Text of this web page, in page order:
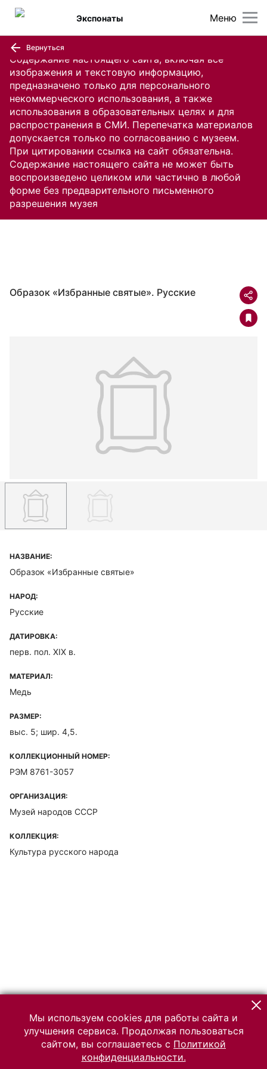
Содержание настоящего сайта, включая все
изображения и текстовую информацию,
предназначено только для персонального
некоммерческого использования, а также
использования в образовательных целях и для
распространения в СМИ. Перепечатка материалов
допускается только по согласованию с музеем.
При цитировании ссылка на сайт обязательна.
Содержание настоящего сайта не может быть
воспроизведено целиком или частично в любой
форме без предварительного письменного
разрешения музея
Меню
Экспонаты
Вернуться
Образок «Избранные святые». Русские
НАЗВАНИЕ:
Образок «Избранные святые»
НАРОД:
Русские
ДАТИРОВКА:
перв. пол. XIX в.
МАТЕРИАЛ:
Медь
РАЗМЕР:
выс. 5; шир. 4,5.
КОЛЛЕКЦИОННЫЙ НОМЕР:
РЭМ 8761-3057
ОРГАНИЗАЦИЯ:
Музей народов СССР
КОЛЛЕКЦИЯ:
Культура русского народа
Мы используем cookies для работы сайта и
улучшения сервиса. Продолжая пользоваться
сайтом, вы соглашаетесь с Политикой
конфиденциальности.